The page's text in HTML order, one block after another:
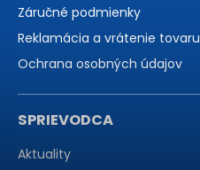
Záručné podmienky
Reklamácia a vrátenie tovaru
Ochrana osobných údajov
SPRIEVODCA
Aktuality